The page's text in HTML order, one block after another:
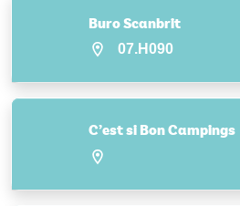
Buro Scanbrit
07.H090
C’est si Bon Campings